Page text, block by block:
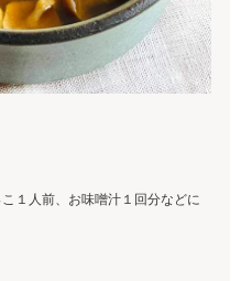
１人前、お味噌汁１回分などに